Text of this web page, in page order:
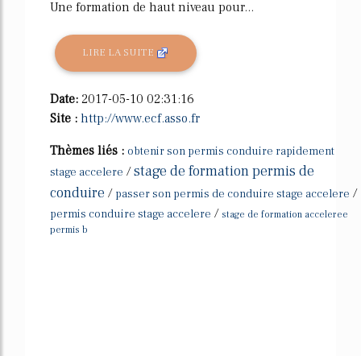
Une formation de haut niveau pour...
LIRE LA SUITE
Date: 2017-05-10 02:31:16
Site : http://www.ecf.asso.fr
Thèmes liés : obtenir son permis conduire rapidement
stage accelere /stage de formation permis de
conduire / passer son permis de conduire stage accelere /
permis conduire stage accelere / stage de formation acceleree
permis b